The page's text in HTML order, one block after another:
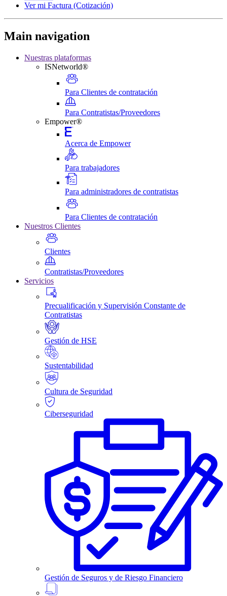
Ver mi Factura (Cotización)
Main navigation
Nuestras plataformas
ISNetworld®
Para Clientes de contratación
Para Contratistas/Proveedores
Empower®
Acerca de Empower
Para trabajadores
Para administradores de contratistas
Para Clientes de contratación
Nuestros Clientes
Clientes
Contratistas/Proveedores
Servicios
Precualificación y Supervisión Constante de
Contratistas
Gestión de HSE
Sustentabilidad
Cultura de Seguridad
Ciberseguridad
Gestión de Seguros y de Riesgo Financiero